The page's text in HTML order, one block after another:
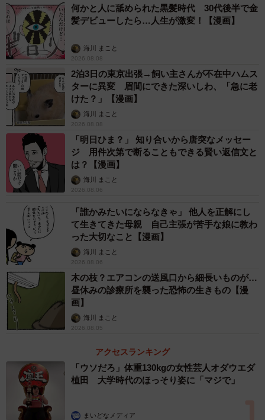
何かと人に舐められた黒髪時代 30代後半で金
髪デビューしたら…人生が激変！【漫画】
海川 まこと
2026.08.08
2泊3日の東京出張→飼い主さんが不在中ハムス
ターに異変 眉間にできた深いしわ、「急に老
けた？」【漫画】
海川 まこと
2026.08.08
「明日ひま？」 知り合いから唐突なメッセー
ジ 用件次第で断ることもできる賢い返信文と
は？【漫画】
海川 まこと
2026.08.06
「誰かみたいにならなきゃ」 他人を正解にし
て生きてきた母親 自己主張が苦手な娘に教わ
った大切なこと【漫画】
海川 まこと
2026.08.06
木の枝？エアコンの送風口から細長いものが…
昼休みの診療所を襲った恐怖の生きもの【漫
画】
海川 まこと
2026.08.05
アクセスランキング
「ウソだろ」体重130kgの女性芸人オダウエダ
植田 大学時代のほっそり姿に「マジで」
まいどなメディア